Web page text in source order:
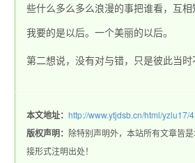
些什么多么多么浪漫的事把谁看，互相
我要的是以后。一个美丽的以后。
第二想说，没有对与错，只是彼此当时
本文地址： http://www.ytjdsb.cn/html/yzlu17/
版权声明： 除特别声明外，本站所有文章皆
接形式注明出处！